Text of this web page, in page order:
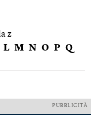
z
L M N O P Q
PUBBLICITÀ